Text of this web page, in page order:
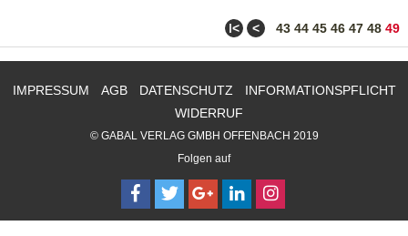
ǀ< < 43 44 45 46 47 48 49
IMPRESSUM AGB DATENSCHUTZ
INFORMATIONSPFLICHT
WIDERRUF
© GABAL VERLAG GMBH OFFENBACH 2019
Folgen auf